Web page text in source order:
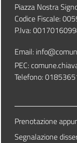
Piazza Nostra
Codice Fiscale:
P.Iva:
Email:
PEC:
Telefono:
Prenotazione
Segnalazione